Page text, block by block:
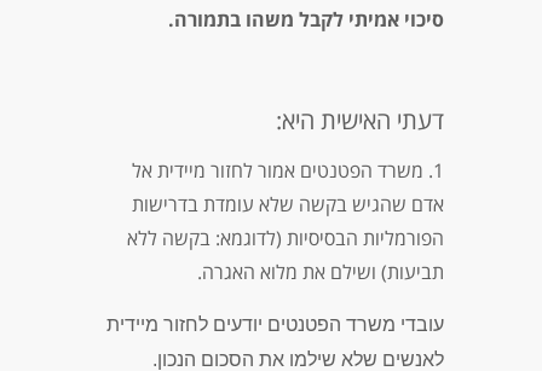
סיכוי אמיתי לקבל משהו בתמורה.
דעתי האישית היא:
1. משרד הפטנטים אמור לחזור מיידיתאל
אדם שהגיש בקשה שלא עומדת בדרישות
הפורמליות הבסיסיות (לדוגמא: בקשה ללא
תביעות) ושילם את מלוא האגרה.
עובדי משרד הפטנטים יודעים לחזור מיידית
לאנשים שלא שילמו את הסכום הנכון.